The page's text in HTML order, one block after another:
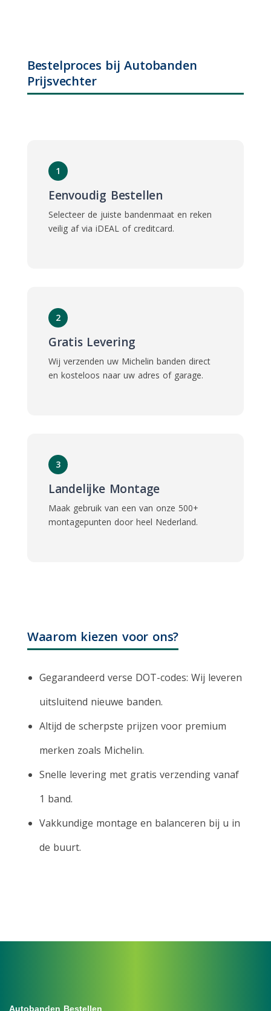
Bestelproces bij Autobanden
Prijsvechter
1
Eenvoudig Bestellen
Selecteer de juiste bandenmaat en reken
veilig af via iDEAL of creditcard.
2
Gratis Levering
Wij verzenden uw Michelin banden direct
en kosteloos naar uw adres of garage.
3
Landelijke Montage
Maak gebruik van een van onze 500+
montagepunten door heel Nederland.
Waarom kiezen voor ons?
Gegarandeerd verse DOT-codes: Wij leveren
uitsluitend nieuwe banden.
Altijd de scherpste prijzen voor premium
merken zoals Michelin.
Snelle levering met gratis verzending vanaf
1 band.
Vakkundige montage en balanceren bij u in
de buurt.
Autobanden Bestellen